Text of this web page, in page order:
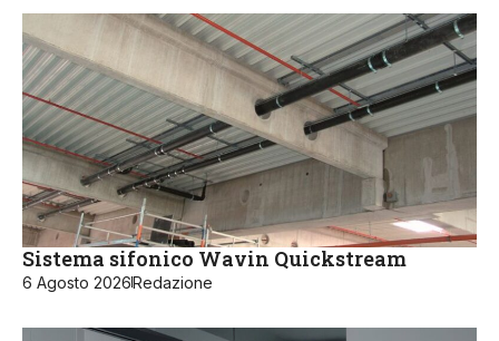
Sistema sifonico Wavin Quickstream
6 Agosto 2026Redazione